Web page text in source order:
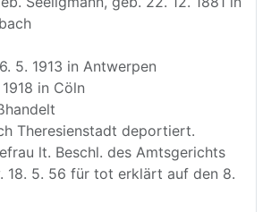
5. 1913 in Antwerpen
in Cöln
Theresienstadt deportiert.
lt. Beschl. des Amtsgerichts
18. 5. 56 für tot erklärt auf den 8.